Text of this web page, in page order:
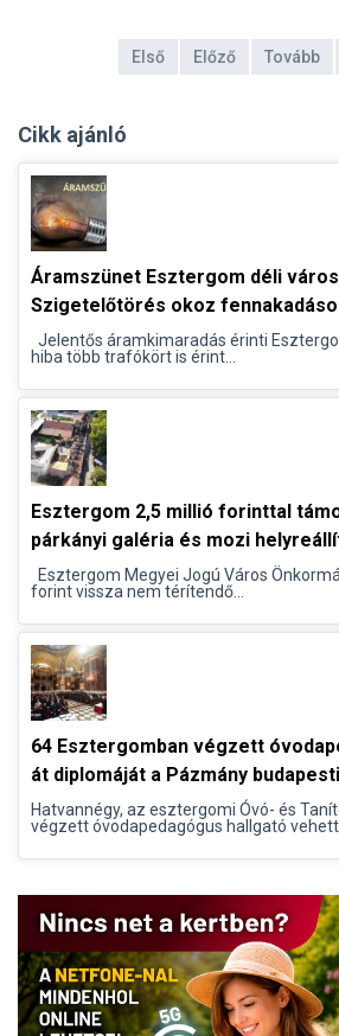
Első Előző Tovább
Cikk ajánló
Áramszünet Esztergom déli
Szigetelőtörés okoz
Jelentős áramkimaradás érinti
hiba több trafókört is érint...
Esztergom 2,5 millió forinttal
párkányi galéria és mozi
Esztergom Megyei Jogú Város
forint vissza nem térítendő...
64 Esztergomban végzett
át diplomáját a Pázmány
Hatvannégy, az esztergomi Óvó- és
végzett óvodapedagógus hallgató